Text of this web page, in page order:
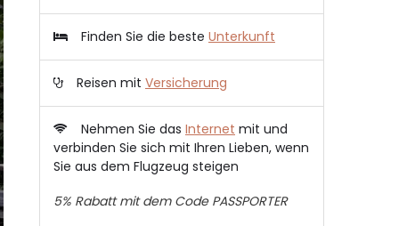
Finden Sie die beste Unterkunft
Reisen mit Versicherung
Nehmen Sie das Internet mit und
verbinden Sie sich mit Ihren Lieben, wenn
Sie aus dem Flugzeug steigen
5% Rabatt mit dem Code PASSPORTER